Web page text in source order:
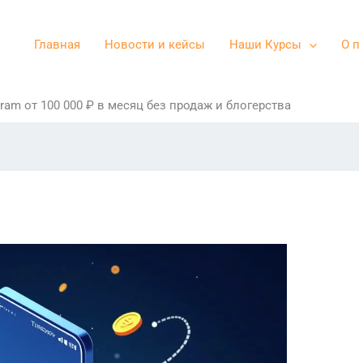
Главная Новости и кейсы Наши Курсы О
от 100 000 ₽ в месяц без продаж и блогерства